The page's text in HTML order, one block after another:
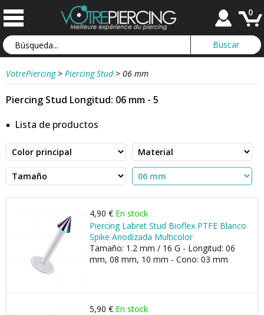
0
VotrePiercing > Piercing Stud > 06 mm
Piercing Stud Longitud: 06 mm - 5
Lista de productos
4,90 € En stock
Piercing Labret Stud Bioflex PTFE Blanco
Spike Anodizada Multicolor
Tamaño: 1.2 mm / 16 G - Longitud: 06
mm, 08 mm, 10 mm - Cono: 03 mm
5,90 € En stock